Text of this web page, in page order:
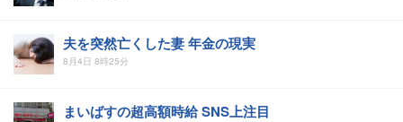
夫を突然亡くした妻 年金の現実
8月4日 8時25分
まいばすの超高額時給 SNS上注目